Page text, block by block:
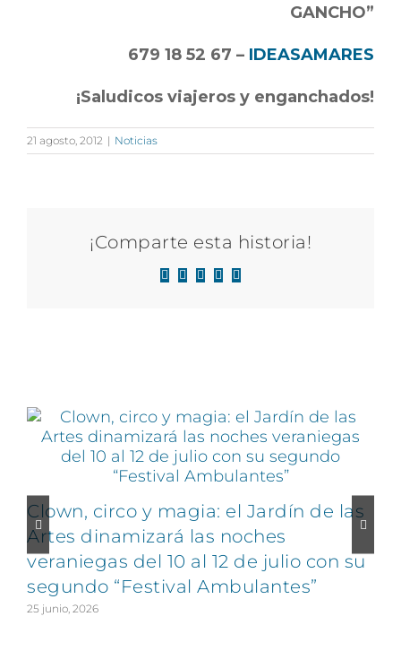
GANCHO”
679 18 52 67 – IDEASAMARES
¡Saludicos viajeros y enganchados!
21 agosto, 2012 | Noticias
¡Comparte esta historia!
Facebook
X LinkedIn
WhatsApp
Correo
Clown, circo y magia: el Jardín de las
Artes dinamizará las noches
veraniegas del 10 al 12 de julio con su
segundo “Festival Ambulantes”
25 junio, 2026